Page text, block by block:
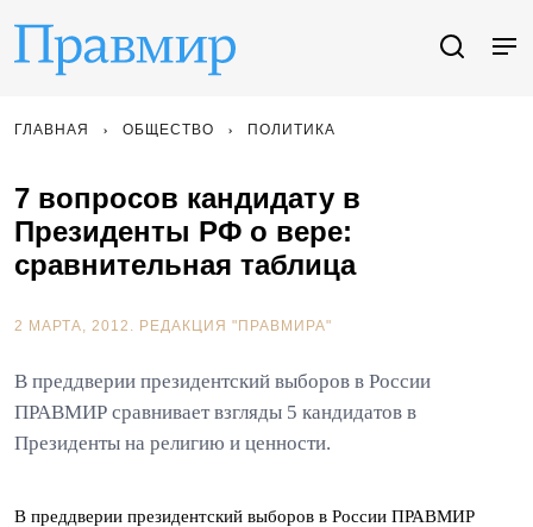
ГЛАВНАЯ ОБЩЕСТВО ПОЛИТИКА
7 вопросов кандидату в
Президенты РФ о вере:
сравнительная таблица
2 МАРТА, 2012. РЕДАКЦИЯ "ПРАВМИРА"
В преддверии президентский выборов в России
ПРАВМИР сравнивает взгляды 5 кандидатов в
Президенты на религию и ценности.
В преддверии президентский выборов в России ПРАВМИР